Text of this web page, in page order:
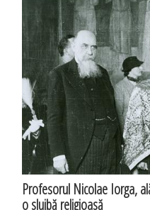
Profesorul Nicolae Iorga,
o slujbă religioasă